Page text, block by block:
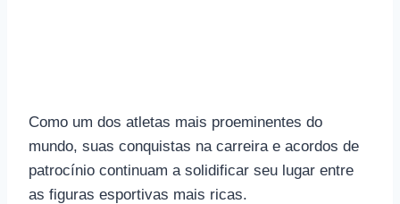
Como um dos atletas mais proeminentes do
mundo, suas conquistas na carreira e acordos de
patrocínio continuam a solidificar seu lugar entre
as figuras esportivas mais ricas.